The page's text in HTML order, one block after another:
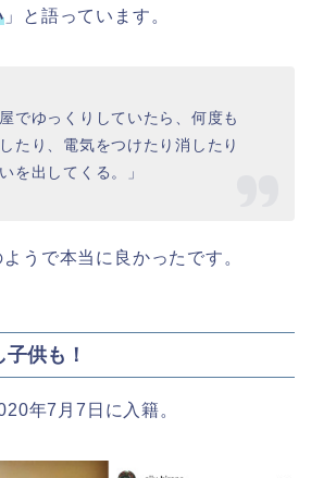
」と語っています。
でゆっくりしていたら、何度も
たり、電気をつけたり消したり
を出してくる。」
うで本当に良かったです。
供も！
年7月7日に入籍。